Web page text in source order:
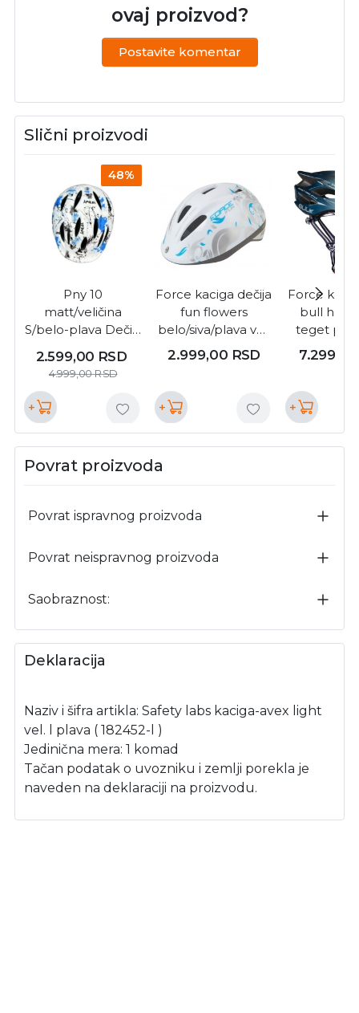
ovaj proizvod?
Postavite komentar
Slični proizvodi
48%
Pny 10
matt/veličina
S/belo-plava Dečija
2.599,00 RSD
4.999,00RSD
+
Force kaciga dečija
fun flowers
belo/siva/plava vel.
s ( 9022460 )
2.999,00 RSD
+
Force
bull hue,
teget
+
Povrat proizvoda
Povrat ispravnog proizvoda
Povrat neispravnog proizvoda
Saobraznost:
Deklaracija
Naziv i šifra artikla: Safety labs kaciga-avex light
vel. l plava ( 182452-l )
Jedinična mera: 1 komad
Tačan podatak o uvozniku i zemlji porekla je
naveden na deklaraciji na proizvodu.